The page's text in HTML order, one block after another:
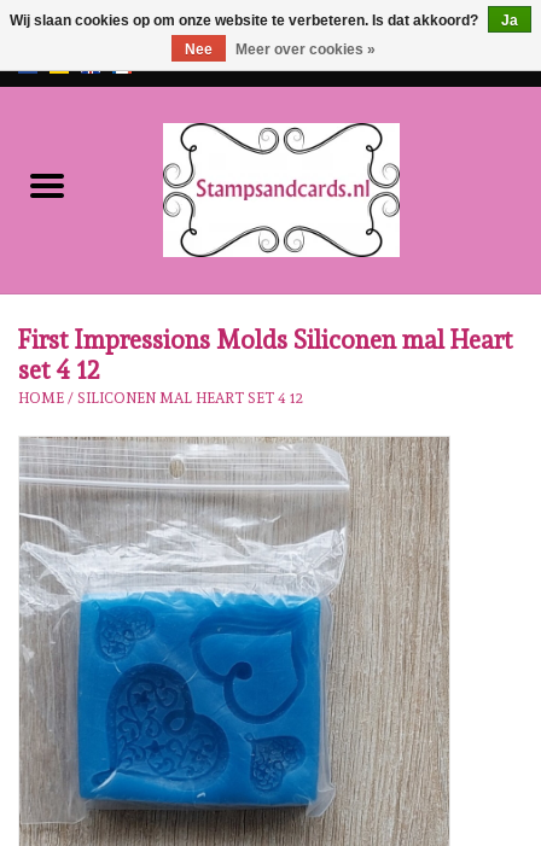
EUR/GBP
NIEUW!!
Workshops
Onze Merken
Mallen
Stempels
Stempelinkt
Stempelaccesoires
First Impressions Molds Siliconen mal Heart
set 4 12
HOME / SILICONEN MAL HEART SET 4 12
Wij slaan cookies op om onze website te verbeteren. Is dat akkoord?
Ja
Nee
Meer over cookies »